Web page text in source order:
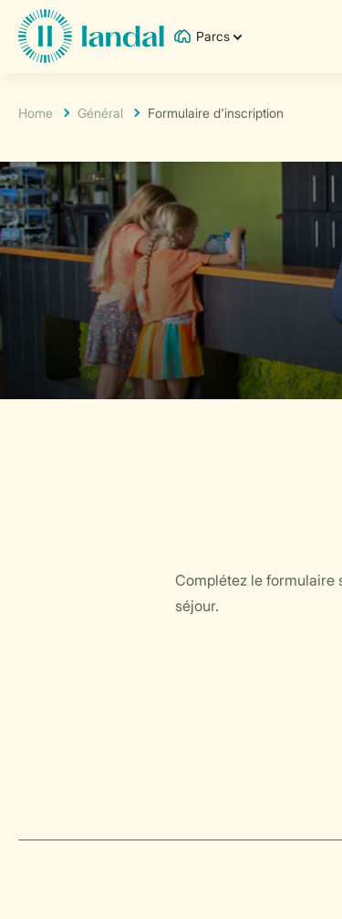
Parcs
Home Général Formulaire d'inscription
Complétez le formulaire
séjour.